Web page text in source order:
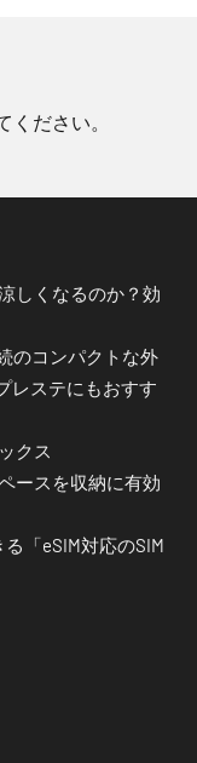
ください。
しくなるのか？効
のコンパクトな外
レステにもおすす
クス
ースを収納に有効
「eSIM対応のSIM